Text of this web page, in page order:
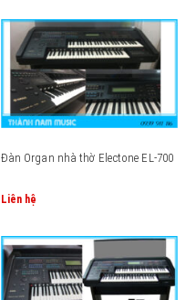
Đàn Organ nhà thờ Electone EL-700
Liên hệ